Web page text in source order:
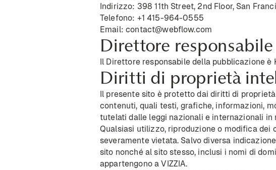
Indirizzo: 398 11th Street, 2nd Floor, San
Telefono: +1 415-964-0555
Email:contact@webflow.com
Direttore responsabile
Il Direttore responsabile della pubblicazione è
Diritti di proprietà
Il presente sito è protetto dai diritti di
contenuti, quali testi, grafiche, informazioni,
tutelati dalle leggi nazionali e internazionali
Qualsiasi utilizzo, riproduzione o modifica dei
severamente vietata. Salvo diversa
sito nonché al sito stesso, inclusi i nomi di
appartengono a VIZZIA.